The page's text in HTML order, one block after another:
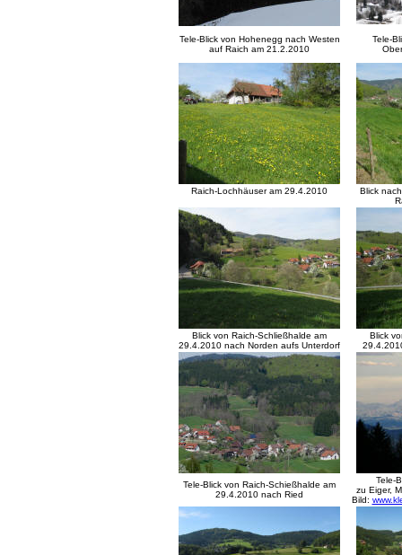
Tele-Blick von Hohenegg nach Westen
auf Raich am 21.2.2010
Tele-
Raich-Lochhäuser am 29.4.2010
Blick
Blick von Raich-Schließhalde am
29.4.2010 nach Norden aufs Unterdorf
Blick
Tele-Blick von Raich-Schießhalde am
29.4.2010 nach Ried
Tele-
zu Eiger,
Bild: